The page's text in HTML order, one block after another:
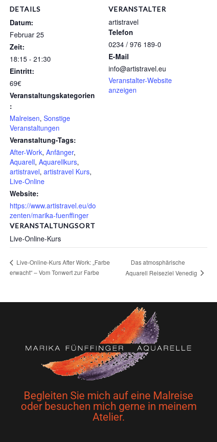
DETAILS
Datum:
Februar 25
Zeit:
18:15 - 21:30
Eintritt:
69€
Veranstaltungskategorien
:
Malreisen, Sonstige
Veranstaltungen
Veranstaltung-Tags:
After-Work, Anfänger,
Aquarell, Aquarellkurs,
artistravel, artistravel Kurs,
Live-Online
Website:
https://www.artistravel.eu/do
zenten/marika-fuenffinger
VERANSTALTUNGSORT
Live-Online-Kurs
VERANSTALTER
artistravel
Telefon
0234 / 976 189-0
E-Mail
info@artistravel.eu
Veranstalter-Website
anzeigen
Live-Online-Kurs After Work: „Farbe
erwacht“ – Vom Tonwert zur Farbe
Das atmosphärische
Aquarell Reiseziel Venedig
Begleiten Sie mich auf eine Malreise
oder besuchen mich gerne in meinem
Atelier.